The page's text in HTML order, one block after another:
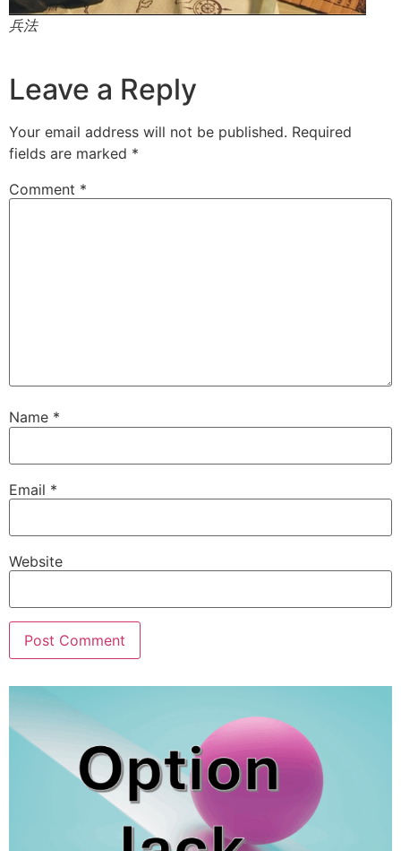
兵法
Leave a Reply
Your email address will not be published. Required
fields are marked *
Comment *
Name *
Email *
Website